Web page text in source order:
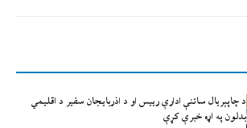
د چاپېریال ساتنې ادارې رییس او د اذربایجان سفیر د اقلیمي
بدلون په اړه خبرې کړې